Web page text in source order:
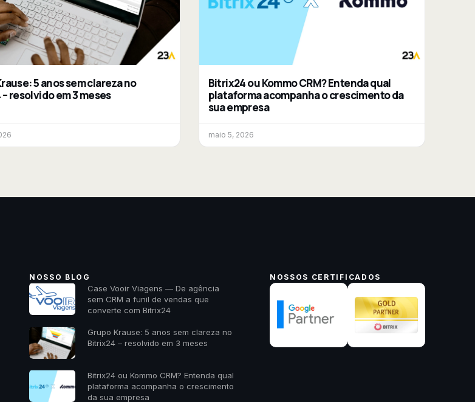
5 anos sem clareza no
resolvido em 3 meses
Bitrix24 ou Kommo CRM? Entenda qual
plataforma acompanha o crescimento da
sua empresa
maio 5, 2026
NOSSO BLOG
Case Vooir Viagens — De agência
sem CRM a funil de vendas que
converte com Bitrix24
Grupo Krause: 5 anos sem clareza no
Bitrix24 – resolvido em 3 meses
Bitrix24 ou Kommo CRM? Entenda qual
plataforma acompanha o crescimento
da sua empresa
NOSSOS CERTIFICADOS